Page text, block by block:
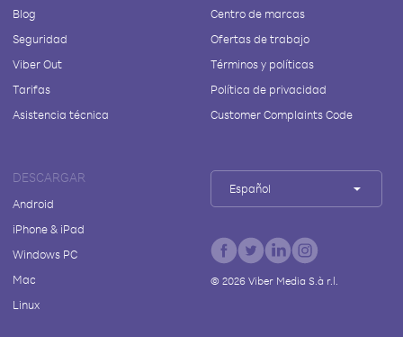
Blog
Seguridad
Viber Out
Tarifas
Asistencia técnica
Centro de marcas
Ofertas de trabajo
Términos y políticas
Política de privacidad
Customer Complaints Code
DESCARGAR
Android
iPhone & iPad
Windows PC
Mac
Linux
Español
© 2026Viber Media S.à r.l.